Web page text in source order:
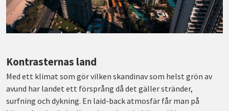
Kontrasternas land
Med ett klimat som gör vilken skandinav som helst grön av
avund har landet ett försprång då det gäller stränder,
surfning och dykning. En laid-back atmosfär får man på